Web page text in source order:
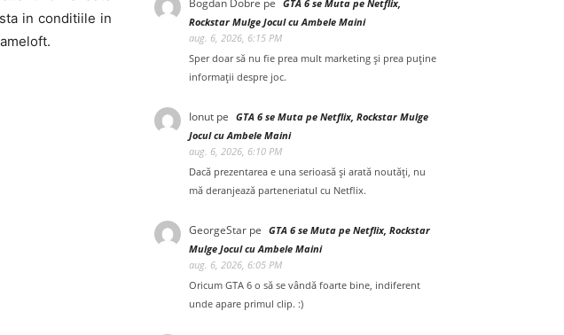
in conditiile in
Bogdan Dobre pe GTA 6 se Muta pe Netflix,
Rockstar Mulge Jocul cu Ambele Maini
aug. 6, 2026, 6:15 PM
Sper doar să nu fie prea mult marketing și prea puține
informații despre joc.
Ionut pe GTA 6 se Muta pe Netflix, Rockstar Mulge
Jocul cu Ambele Maini
aug. 6, 2026, 6:10 PM
Dacă prezentarea e una serioasă și arată noutăți, nu
mă deranjează parteneriatul cu Netflix.
GeorgeStar pe GTA 6 se Muta pe Netflix, Rockstar
Mulge Jocul cu Ambele Maini
aug. 6, 2026, 6:05 PM
Oricum GTA 6 o să se vândă foarte bine, indiferent
unde apare primul clip. :)